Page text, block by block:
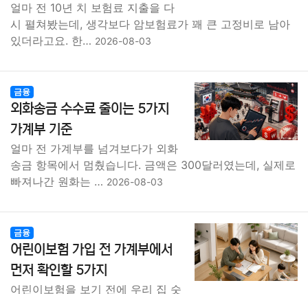
얼마 전 10년 치 보험료 지출을 다
시 펼쳐봤는데, 생각보다 암보험료가 꽤 큰 고정비로 남아
있더라고요. 한… 2026-08-03
금융
외화송금 수수료 줄이는 5가지
가계부 기준
얼마 전 가계부를 넘겨보다가 외화
송금 항목에서 멈췄습니다. 금액은 300달러였는데, 실제로
빠져나간 원화는 … 2026-08-03
금융
어린이보험 가입 전 가계부에서
먼저 확인할 5가지
어린이보험을 보기 전에 우리 집 숫